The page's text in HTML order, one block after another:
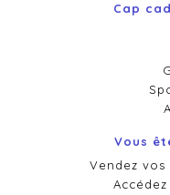
Cap
Vous
Vendez